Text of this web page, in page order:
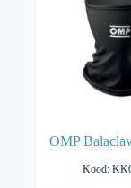
OMP
Kood: